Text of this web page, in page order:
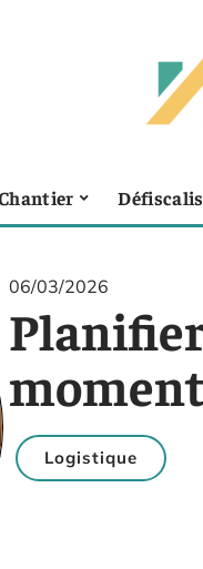
06/03/2026
Logistique